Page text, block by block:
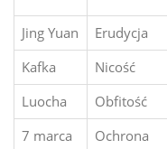
Jing Yuan
Erudycja
Kafka
Nicość
Luocha
Obfitość
7 marca
Ochrona